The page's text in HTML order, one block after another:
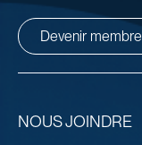
NOUS JOINDRE
Devenir membre